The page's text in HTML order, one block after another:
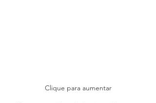
Clique para aumentar